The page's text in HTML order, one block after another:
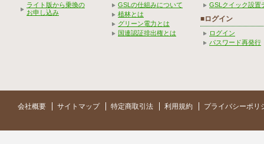
ライト版から乗換の
お申し込み
GSLの仕組みについて
植林とは
グリーン電力とは
国連認証排出権とは
GSLクイック設置
■ログイン
ログイン
パスワード再発行
会社概要 サイトマップ 特定商取引法 利用規約 プライバシーポリ